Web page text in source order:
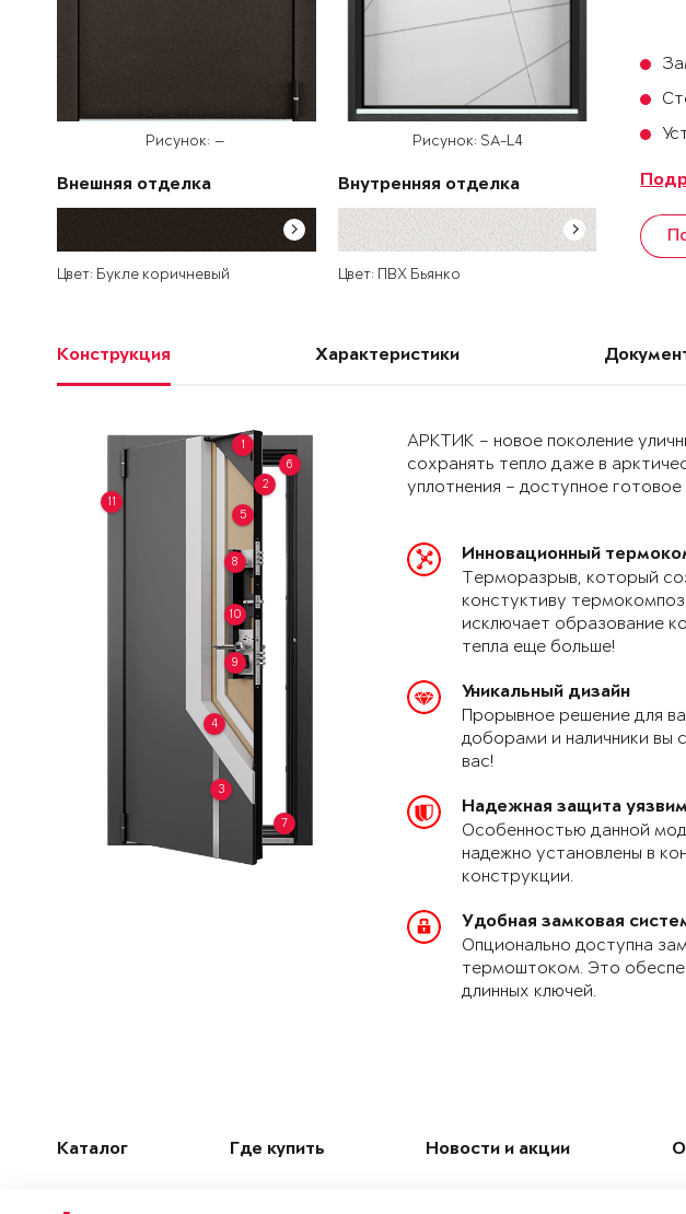
Рисунок: —
Внешняя отделка
Цвет: Букле коричневый
Рисунок: SA-L4
Внутренняя отделка
Цвет: ПВХ Бьянко
Конструкция Характеристики
1
2
3
4
5
6
7
8
9
10
11
АРКТИК – новое поколение
сохранять тепло даже в
уплотнения – доступное
Инновационный
Терморазрыв, который
констуктиву
исключает образование
тепла еще больше!
Уникальный дизайн
Прорывное решение для
доборами и наличники вы
вас!
Надежная защита
Особенностью данной
надежно установлены в
конструкции.
Удобная замковая
Опционально доступна
термоштоком. Это
длинных ключей.
Каталог Где купить Новости и акции